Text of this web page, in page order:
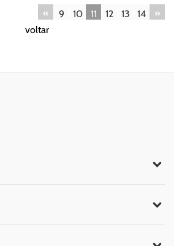
« 9 10 11 12 13 14
»
voltar